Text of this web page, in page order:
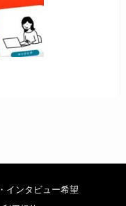
インタビュー希望